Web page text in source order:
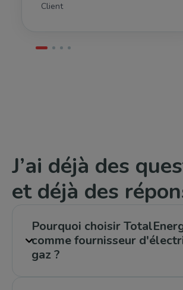
Client
J’ai déjà des
et déjà des
Pourquoi choisir
comme fournisseur
gaz ?